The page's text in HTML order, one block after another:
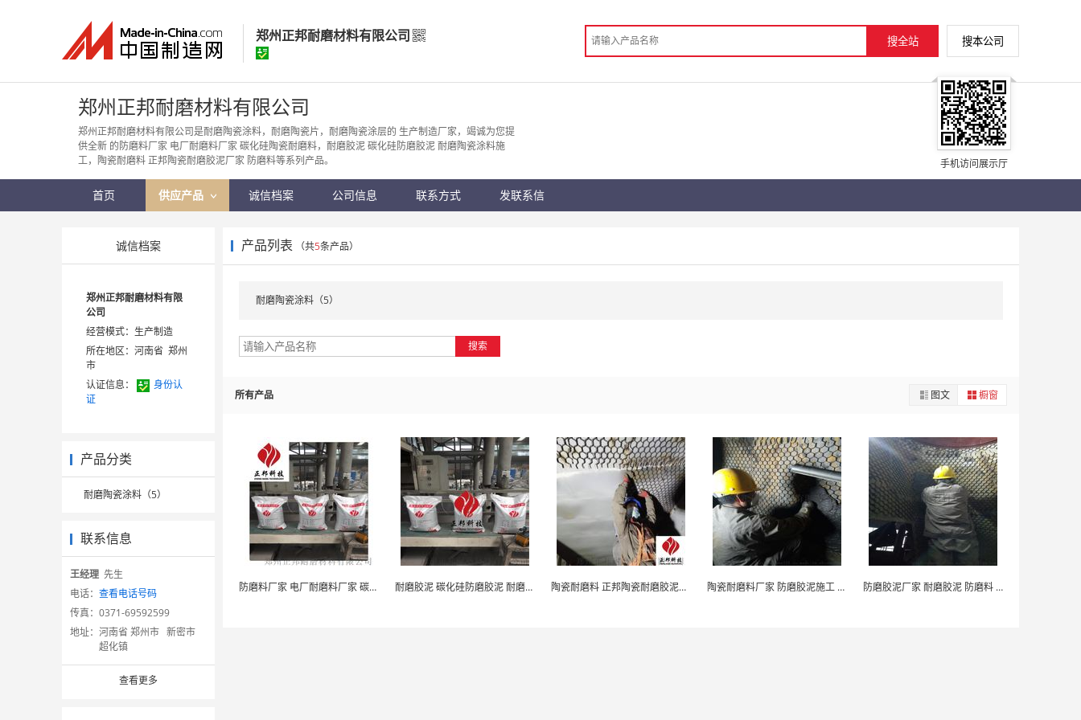
郑州正邦耐磨材料有限公司
郑州正邦耐磨材料有限公司
经营模式： 生产制造
所在地区：河南省 郑州市
认证信息：
手机访问展示厅
郑州正邦耐磨材料有限公司
郑州正邦耐磨材料有限公司是耐磨陶瓷涂料，耐磨陶瓷片，耐磨陶瓷涂层的 生产制造厂家，竭诚为您提
供全新 的防磨料厂家 电厂耐磨料厂家 碳化硅陶瓷耐磨料，耐磨胶泥 碳化硅防磨胶泥 耐磨陶瓷涂料施
工，陶瓷耐磨料 正邦陶瓷耐磨胶泥厂家 防磨料等系列产品。
手机访问展示厅
首页 供应产品 诚信档案 公司信息 联系方式 发联系信
诚信档案
郑州正邦耐磨材料有限
公司
经营模式：生产制造
所在地区：河南省 郑州
市
认证信息：
身份认
证
产品分类
耐磨陶瓷涂料（5）
联系信息
王经理 先生
电话： 查看电话号码
传真： 0371-69592599
地址： 河南省 郑州市 新密市
超化镇
查看更多
产品列表 （共5条产品）
耐磨陶瓷涂料（5）
搜索
所有产品 图文 橱窗
防磨料厂家 电厂耐磨料厂家 碳化硅陶瓷耐磨料 耐磨胶泥 碳化硅防磨胶泥 耐磨陶瓷涂料施工 陶瓷耐磨料 正邦陶瓷耐磨胶泥厂家 防磨料 陶瓷耐磨料厂家 防磨胶泥施工 刚玉防磨料 防磨胶泥厂家 耐磨胶泥 防磨料 耐磨陶瓷涂料